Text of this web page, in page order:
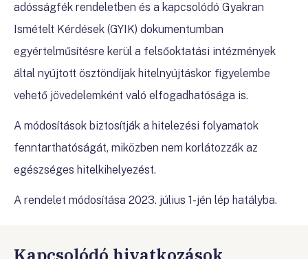
adósságfék rendeletben és a kapcsolódó Gyakran
Ismételt Kérdések (GYIK) dokumentumban
egyértelműsítésre kerül a felsőoktatási intézmények
által nyújtott ösztöndíjak hitelnyújtáskor figyelembe
vehető jövedelemként való elfogadhatósága is.
A módosítások biztosítják a hitelezési folyamatok
fenntarthatóságát, miközben nem korlátozzák az
egészséges hitelkihelyezést.
A rendelet módosítása 2023. július 1-jén lép hatályba.